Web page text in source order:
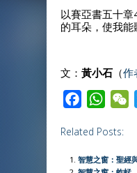
以賽亞書五十
的耳朵，使我
文： 黃小石 （作
c
e
W
a
t
h
Related Posts:
智慧之窗：聖經